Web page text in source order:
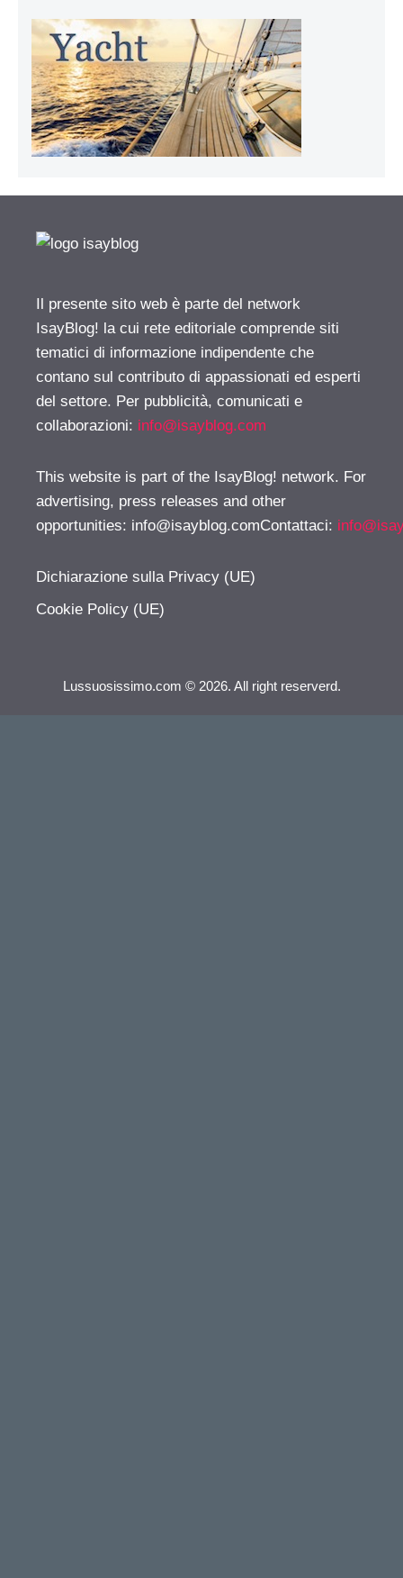
Il presente sito web è parte del network
IsayBlog! la cui rete editoriale comprende siti
tematici di informazione indipendente che
contano sul contributo di appassionati ed esperti
del settore. Per pubblicità, comunicati e
collaborazioni: info@isayblog.com
This website is part of the IsayBlog! network. For
advertising, press releases and other
opportunities: info@isayblog.comContattaci:
Dichiarazione sulla Privacy (UE)
Cookie Policy (UE)
Lussuosissimo.com © 2026. All right reserverd.